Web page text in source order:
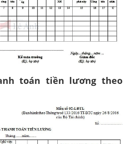
toán tiền lương theo